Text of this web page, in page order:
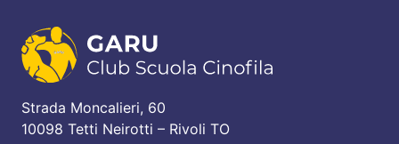
Strada Moncalieri, 60
10098 Tetti Neirotti – Rivoli TO